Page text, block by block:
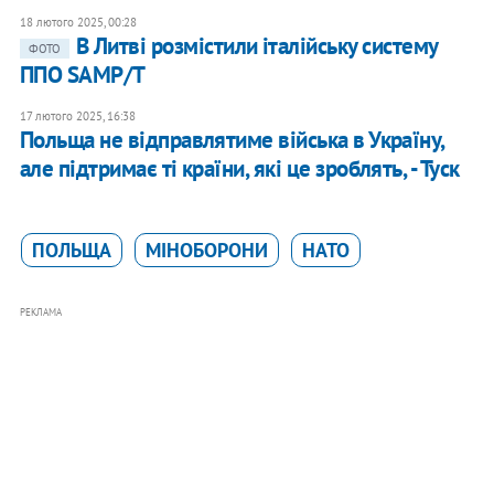
18 лютого 2025, 00:28
ФОТО
В Литві розмістили італійську систему
ППО SAMP/T
17 лютого 2025, 16:38
Польща не відправлятиме війська в Україну,
але підтримає ті країни, які це зроблять, - Туск
ПОЛЬЩА МІНОБОРОНИ НАТО
РЕКЛАМА